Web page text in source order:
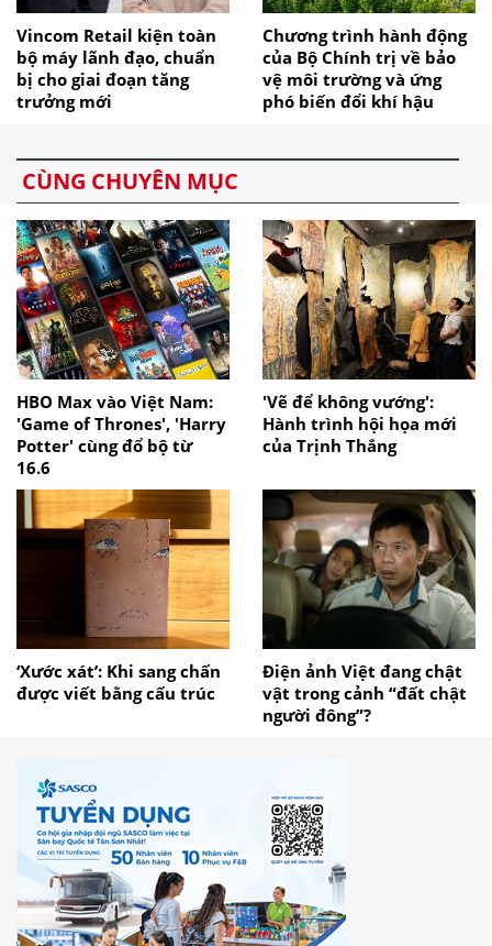
Vincom Retail kiện toàn
bộ máy lãnh đạo, chuẩn
bị cho giai đoạn tăng
trưởng mới
Chương trình hành động
của Bộ Chính trị về bảo
vệ môi trường và ứng
phó biến đổi khí hậu
CÙNG CHUYÊN MỤC
HBO Max vào Việt Nam:
'Game of Thrones', 'Harry
Potter' cùng đổ bộ từ
16.6
'Vẽ để không vướng':
Hành trình hội họa mới
của Trịnh Thắng
‘Xước xát’: Khi sang chấn
được viết bằng cấu trúc
Điện ảnh Việt đang chật
vật trong cảnh “đất chật
người đông”?